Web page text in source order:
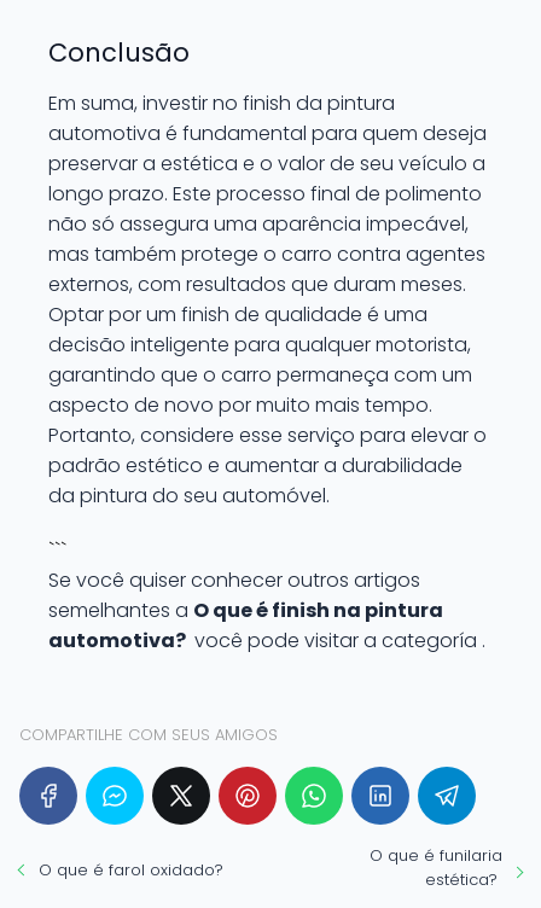
Conclusão
Em suma, investir no finish da pintura
automotiva é fundamental para quem deseja
preservar a estética e o valor de seu veículo a
longo prazo. Este processo final de polimento
não só assegura uma aparência impecável,
mas também protege o carro contra agentes
externos, com resultados que duram meses.
Optar por um finish de qualidade é uma
decisão inteligente para qualquer motorista,
garantindo que o carro permaneça com um
aspecto de novo por muito mais tempo.
Portanto, considere esse serviço para elevar o
padrão estético e aumentar a durabilidade
da pintura do seu automóvel.
```
Se você quiser conhecer outros artigos
semelhantes a O que é finish na pintura
automotiva? você pode visitar a categoría .
COMPARTILHE COM SEUS AMIGOS
O que é farol oxidado?
O que é funilaria
estética?